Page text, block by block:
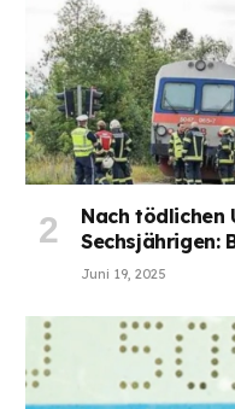
Nach tödlichen
Sechsjährigen:
Juni 19, 2025